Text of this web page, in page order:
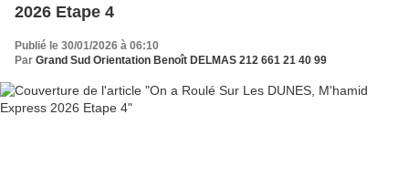
2026 Etape 4
Publié le 30/01/2026 à 06:10
Par Grand Sud Orientation Benoît DELMAS 212 661 21 40 99